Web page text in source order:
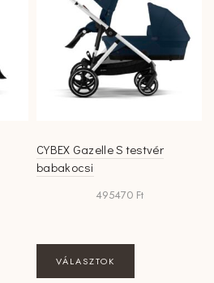
CYBEX Gazelle S testvér
babakocsi
495470 Ft
VÁLASZTOK